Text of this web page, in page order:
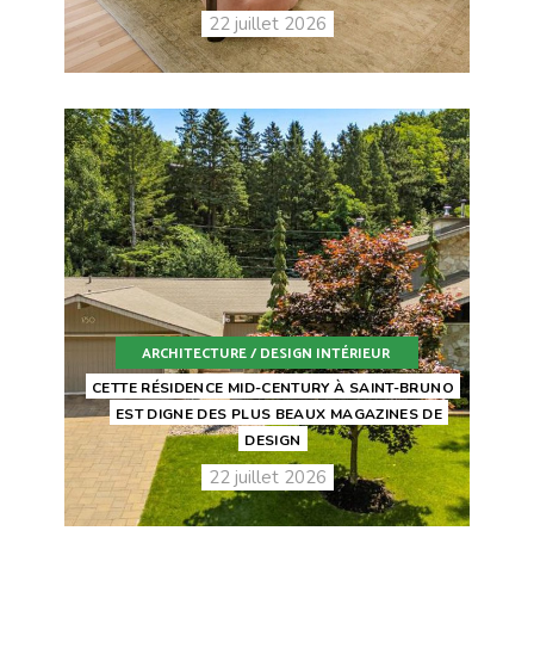
22 juillet 2026
ARCHITECTURE / DESIGN INTÉRIEUR
CETTE RÉSIDENCE MID-CENTURY À SAINT-BRUNO
EST DIGNE DES PLUS BEAUX MAGAZINES DE
DESIGN
22 juillet 2026